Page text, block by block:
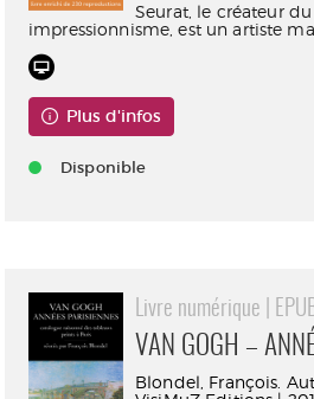
Seurat, le créateur
impressionnisme, est un artiste
Plus d'infos
Disponible
Livre numérique |
VAN GOGH –
Blondel, François.